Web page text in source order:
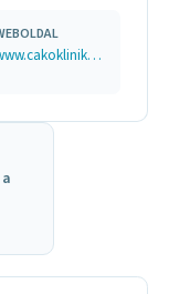
www.cakoklinika.hu